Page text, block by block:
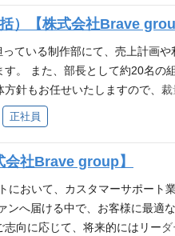
がスピーディーにできる方 ・
があり、試行錯誤を楽しみなが
きる方 ・チームを尊重し、コミ
る人物像 ・とにかくエンタメや
スピードと柔軟性に自信がある
属部署について エンタメテッ
官担当：三浦インタビュー記事
トの進行管理、予算やリスク
定・分析・改善施策の立案を通
ら、グローバル展開を見据えた
す！ 業務内容 新規商品・サー
ザーニーズの把握 社内外のステ
、予算管理、リスク管理） KPI
の立案 【仕事の魅力と成長機
バルな視点での商品企画が可
ンメント市場で、革新的な商品
理、ディレクション経験 IPコン
スキル エンターテインメント
ラクターやアイドルグッズの商
）【株式会社Brave
ている制作部にて、売上計画や
。 また、部長として約20名の
針もお任せいたしますので、
マネジメント 外部折衝（子会社
企画・開発 MD戦略立案・実行
の関連経験 チームマネジメント
尚可 歓迎要件 エンタメ系の商
など） 製品製造の進行管理経験
デザイン経験 PLMシステム構
の冒険心を』・ミッション『80
正社員
社Brave group】
において、カスタマーサポート
ンへ届ける中で、お客様に最適
向に応じて、将来的にはリー